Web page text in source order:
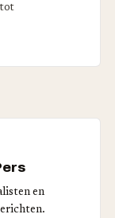
tot
en